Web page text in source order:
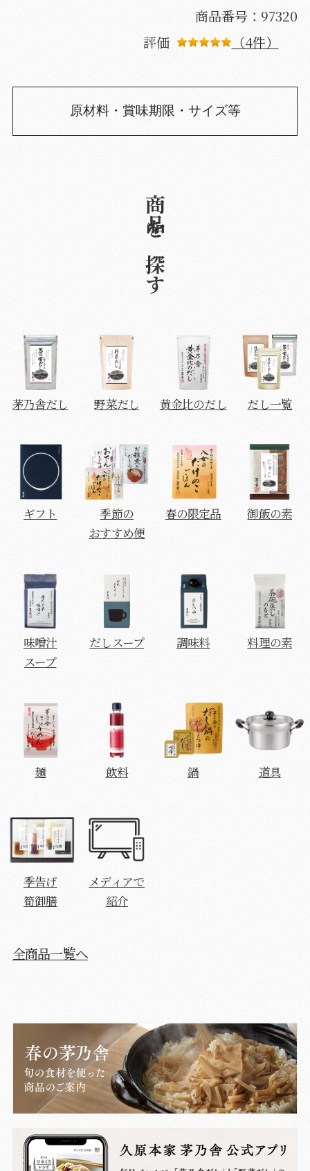
商品番号：97320
評価
（4件）
原材料・賞味期限・サイズ等
商品を探す
茅乃舎だし 野菜だし 黄金比のだし だし一覧
ギフト
季節の
おすすめ便
春の限定品 御飯の素
味噌汁
スープ
だしスープ 調味料 料理の素
麺 飲料 鍋 道具
季告げ
筍御膳
メディアで
紹介
全商品一覧へ